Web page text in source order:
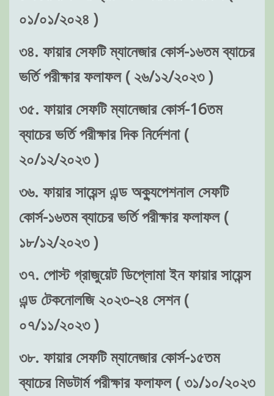
০১/০১/২০২৪ )
৩৪. ফায়ার সেফটি ম্যানেজার কোর্স-১৬তম ব্যাচের
ভর্তি পরীক্ষার ফলাফল ( ২৬/১২/২০২৩ )
৩৫. ফায়ার সেফটি ম্যানেজার কোর্স-16তম
ব্যাচের ভর্তি পরীক্ষার দিক নির্দেশনা (
২০/১২/২০২৩ )
৩৬. ফায়ার সায়েন্স এন্ড অক্যুপেশনাল সেফটি
কোর্স-১৬তম ব্যাচের ভর্তি পরীক্ষার ফলাফল (
১৮/১২/২০২৩ )
৩৭. পোস্ট গ্রাজুয়েট ডিপ্লোমা ইন ফায়ার সায়েন্স
এন্ড টেকনোলজি ২০২৩-২৪ সেশন (
০৭/১১/২০২৩ )
৩৮. ফায়ার সেফটি ম্যানেজার কোর্স-১৫তম
ব্যাচের মিডটার্ম পরীক্ষার ফলাফল ( ৩১/১০/২০২৩